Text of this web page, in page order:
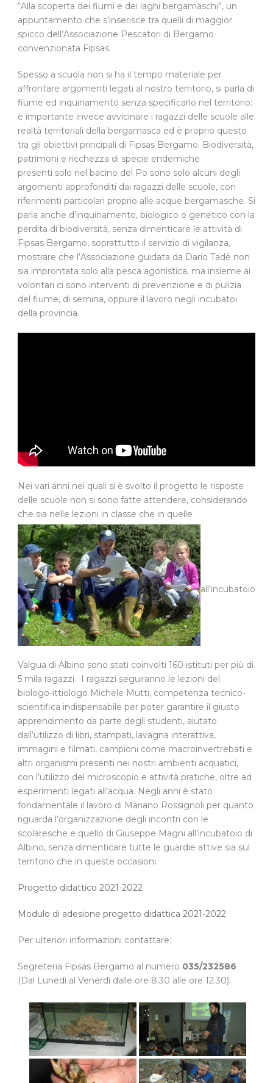
“Alla scoperta dei fiumi e dei laghi bergamaschi”, un
appuntamento che s’inserisce tra quelli di maggior
spicco dell’Associazione Pescatori di Bergamo
convenzionata Fipsas.
Spesso a scuola non si ha il tempo materiale per
affrontare argomenti legati al nostro territorio, si parla di
fiume ed inquinamento senza specificarlo nel territorio:
è importante invece avvicinare i ragazzi delle scuole alle
realtà territoriali della bergamasca ed è proprio questo
tra gli obiettivi principali di Fipsas Bergamo. Biodiversità,
patrimoni e ricchezza di specie endemiche
presenti solo nel bacino del Po sono solo alcuni degli
argomenti approfonditi dai ragazzi delle scuole, con
riferimenti particolari proprio alle acque bergamasche. Si
parla anche d’inquinamento, biologico o genetico con la
perdita di biodiversità, senza dimenticare le attività di
Fipsas Bergamo, soprattutto il servizio di vigilanza,
mostrare che l’Associazione guidata da Dario Tadè non
sia improntata solo alla pesca agonistica, ma insieme ai
volontari ci sono interventi di prevenzione e di pulizia
del fiume, di semina, oppure il lavoro negli incubatoi
della provincia.
Nei vari anni nei quali si è svolto il progetto le risposte
delle scuole non si sono fatte attendere, considerando
che sia nelle lezioni in classe che in quelle
all’incubatoio
Valgua di Albino sono stati coinvolti 160 istituti per più di
5 mila ragazzi. I ragazzi seguiranno le lezioni del
biologo-ittiologo Michele Mutti, competenza tecnico-
scientifica indispensabile per poter garantire il giusto
apprendimento da parte degli studenti, aiutato
dall’utilizzo di libri, stampati, lavagna interattiva,
immagini e filmati, campioni come macroinvertrebati e
altri organismi presenti nei nostri ambienti acquatici,
con l’utilizzo del microscopio e attività pratiche, oltre ad
esperimenti legati all’acqua. Negli anni è stato
fondamentale il lavoro di Mariano Rossignoli per quanto
riguarda l’organizzazione degli incontri con le
scolaresche e quello di Giuseppe Magni all’incubatoio di
Albino, senza dimenticare tutte le guardie attive sia sul
territorio che in queste occasioni.
Progetto didattico 2021-2022
Modulo di adesione progetto didattica 2021-2022
Per ulteriori informazioni contattare:
Segreteria Fipsas Bergamo al numero 035/232586
(Dal Lunedì al Venerdì dalle ore 8.30 alle ore 12.30).